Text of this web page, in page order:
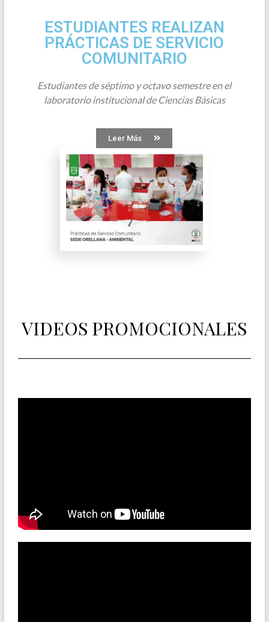
ESTUDIANTES REALIZAN
PRÁCTICAS DE SERVICIO
COMUNITARIO
Estudiantes de séptimo y octavo semestre en el
laboratorio institucional de Ciencias Básicas
Leer Más
VIDEOS PROMOCIONALES